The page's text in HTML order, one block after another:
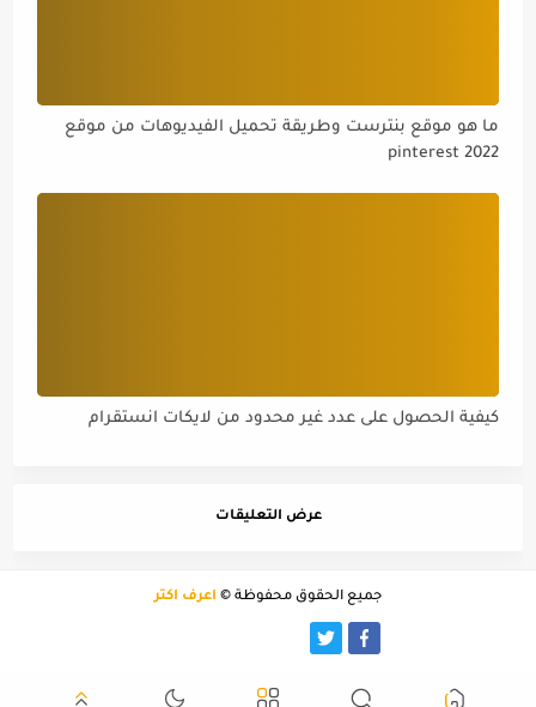
ما هو موقع بنترست وطريقة تحميل الفيديوهات من موقع
pinterest 2022
كيفية الحصول على عدد غير محدود من لايكات انستقرام
عرض التعليقات
جميع الحقوق محفوظة © أعرف اكثر